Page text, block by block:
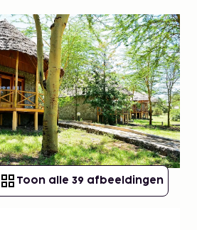
Toon alle 39 afbeeldingen